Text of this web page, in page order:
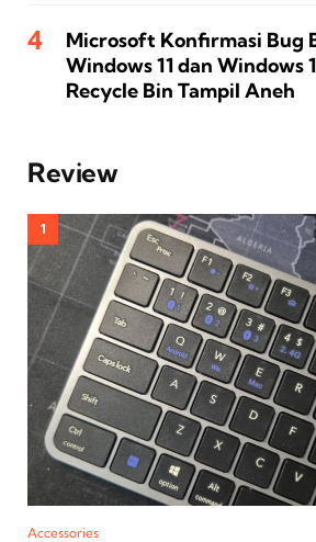
Microsoft Konfirmasi Bug
Windows 11 dan Windows
Recycle Bin Tampil Aneh
Review
Accessories